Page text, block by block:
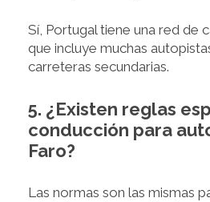
Sí, Portugal tiene una red de
que incluye muchas
carreteras secundarias.
5. ¿Existen reglas
conducción para
Faro?
Las normas son las mismas